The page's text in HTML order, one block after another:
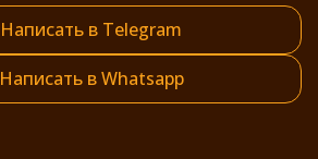
Написать в Telegram
Написать в Whatsapp